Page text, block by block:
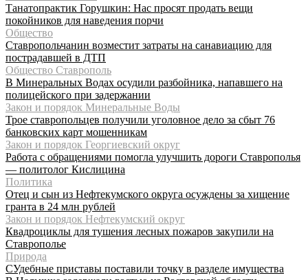
Танатопрактик Горушкин: Нас просят продать вещи
покойников для наведения порчи
Общество
Ставропольчанин возместит затраты на санавиацию для
пострадавшей в ДТП
Общество Ставрополь
В Минеральных Водах осудили разбойника, напавшего на
полицейского при задержании
Закон и порядок Минеральные Воды
Трое ставропольцев получили уголовное дело за сбыт 76
банковских карт мошенникам
Закон и порядок Георгиевский округ
Работа с обращениями помогла улучшить дороги Ставрополья
— политолог Кислицина
Политика
Отец и сын из Нефтекумского округа осуждены за хищение
гранта в 24 млн рублей
Закон и порядок Нефтекумский округ
Квадроциклы для тушения лесных пожаров закупили на
Ставрополье
Природа
СУдебные приставы поставили точку в разделе имущества